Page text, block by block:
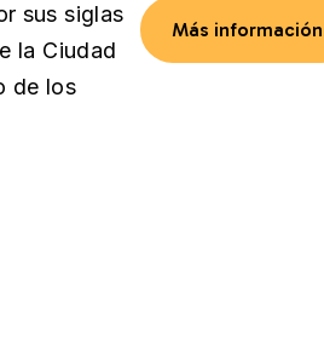
sus siglas
la Ciudad
de los
Más información